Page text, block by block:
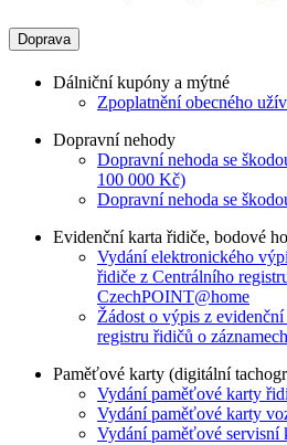
Doprava
Dálniční kupóny a mýtné
Zpoplatnění obecného
Dopravní nehody
Dopravní nehoda se
100 000 Kč)
Dopravní nehoda se
Evidenční karta řidiče, bodové
Vydání elektronického
řidiče z Centrálního
CzechPOINT@home
Žádost o výpis z
registru řidičů o
Paměťové karty (digitální
Vydání paměťové karty
Vydání paměťové karty
Vydání paměťové